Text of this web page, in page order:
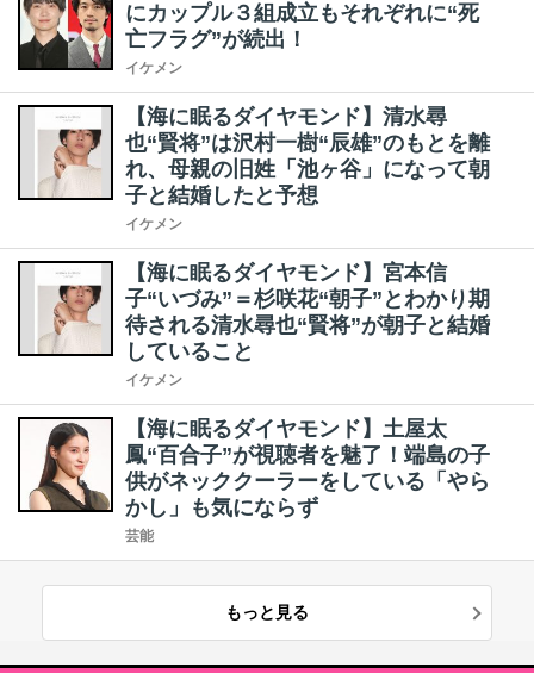
にカップル３組成立もそれぞれに“死
亡フラグ”が続出！
イケメン
【海に眠るダイヤモンド】清水尋
也“賢将”は沢村一樹“辰雄”のもとを離
れ、母親の旧姓「池ヶ谷」になって朝
子と結婚したと予想
イケメン
【海に眠るダイヤモンド】宮本信
子“いづみ”＝杉咲花“朝子”とわかり期
待される清水尋也“賢将”が朝子と結婚
していること
イケメン
【海に眠るダイヤモンド】土屋太
鳳“百合子”が視聴者を魅了！端島の子
供がネッククーラーをしている「やら
かし」も気にならず
芸能
もっと見る